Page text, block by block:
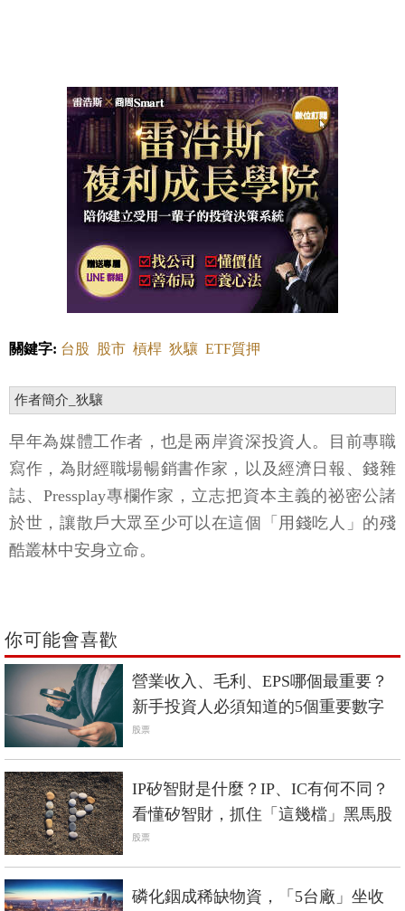
關鍵字: 台股 股市 槓桿 狄驤 ETF質押
作者簡介_狄驤
早年為媒體工作者，也是兩岸資深投資人。目前專職
寫作，為財經職場暢銷書作家，以及經濟日報、錢雜
誌、Pressplay專欄作家，立志把資本主義的祕密公諸
於世，讓散戶大眾至少可以在這個「用錢吃人」的殘
酷叢林中安身立命。
你可能會喜歡
營業收入、毛利、EPS哪個最重要？
新手投資人必須知道的5個重要數字
股票
IP矽智財是什麼？IP、IC有何不同？
看懂矽智財，抓住「這幾檔」黑馬股
股票
磷化銦成稀缺物資，「5台廠」坐收